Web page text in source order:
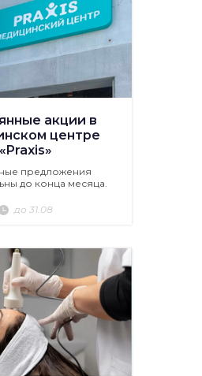
акции в
центре
«Praxis»
предложения
до конца месяца.
до 31.08